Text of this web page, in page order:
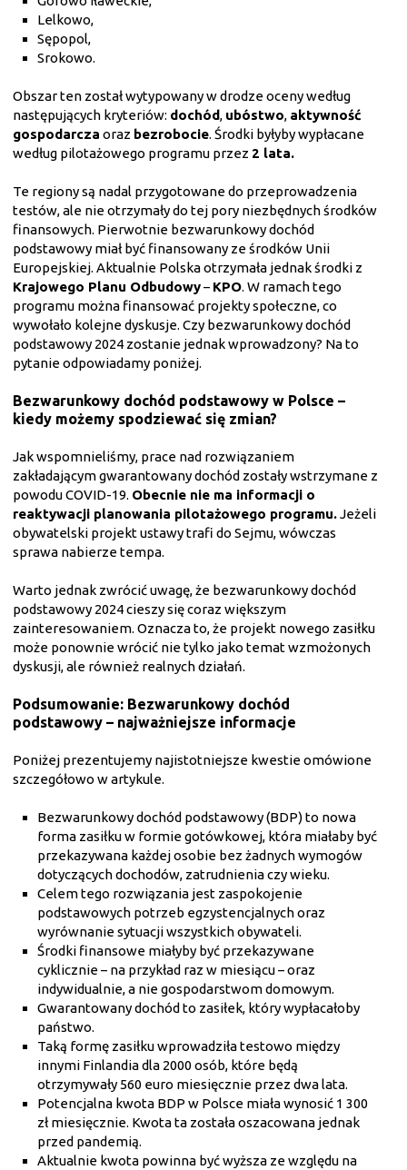
Lelkowo,
Sępopol,
Srokowo.
Obszar ten został wytypowany w drodze oceny według
następujących kryteriów: dochód, ubóstwo, aktywność
gospodarcza oraz bezrobocie. Środki byłyby wypłacane
według pilotażowego programu przez 2 lata.
Te regiony są nadal przygotowane do przeprowadzenia
testów, ale nie otrzymały do tej pory niezbędnych środków
finansowych. Pierwotnie bezwarunkowy dochód
podstawowy miał być finansowany ze środków Unii
Europejskiej. Aktualnie Polska otrzymała jednak środki z
Krajowego Planu Odbudowy– KPO. W ramach tego
programu można finansować projekty społeczne, co
wywołało kolejne dyskusje. Czy bezwarunkowy dochód
podstawowy 2024 zostanie jednak wprowadzony? Na to
pytanie odpowiadamy poniżej.
Bezwarunkowy dochód podstawowy w Polsce –
kiedy możemy spodziewać się zmian?
Jak wspomnieliśmy, prace nad rozwiązaniem
zakładającym gwarantowany dochód zostały wstrzymane z
powodu COVID-19. Obecnie nie ma informacji o
reaktywacji planowania pilotażowego programu.Jeżeli
obywatelski projekt ustawy trafi do Sejmu, wówczas
sprawa nabierze tempa.
Warto jednak zwrócić uwagę, że bezwarunkowy dochód
podstawowy 2024 cieszy się coraz większym
zainteresowaniem. Oznacza to, że projekt nowego zasiłku
może ponownie wrócić nie tylko jako temat wzmożonych
dyskusji, ale również realnych działań.
Podsumowanie: Bezwarunkowy dochód
podstawowy – najważniejsze informacje
Poniżej prezentujemy najistotniejsze kwestie omówione
szczegółowo w artykule.
Bezwarunkowy dochód podstawowy (BDP) to nowa
forma zasiłku w formie gotówkowej, która miałaby być
przekazywana każdej osobie bez żadnych wymogów
dotyczących dochodów, zatrudnienia czy wieku.
Celem tego rozwiązania jest zaspokojenie
podstawowych potrzeb egzystencjalnych oraz
wyrównanie sytuacji wszystkich obywateli.
Środki finansowe miałyby być przekazywane
cyklicznie – na przykład raz w miesiącu – oraz
indywidualnie, a nie gospodarstwom domowym.
Gwarantowany dochód to zasiłek, który wypłacałoby
państwo.
Taką formę zasiłku wprowadziła testowo między
innymi Finlandia dla 2000 osób, które będą
otrzymywały 560 euro miesięcznie przez dwa lata.
Potencjalna kwota BDP w Polsce miała wynosić 1 300
zł miesięcznie. Kwota ta została oszacowana jednak
przed pandemią.
Aktualnie kwota powinna być wyższa ze względu na